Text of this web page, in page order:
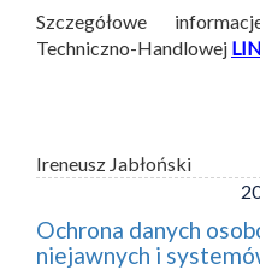
Szczegółowe
Techniczno-Handlowej
Ireneusz Jabłoński
Ochrona danych
niejawnych i